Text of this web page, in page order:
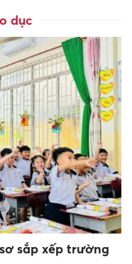
dục
sắp xếp trường